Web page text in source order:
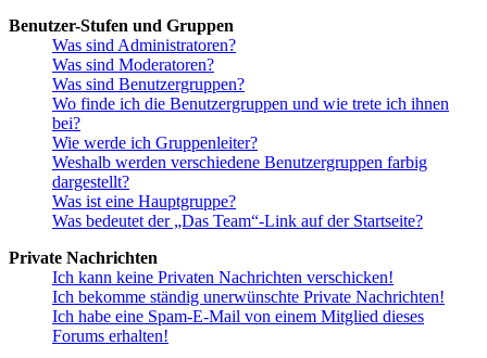
Benutzer-Stufen und Gruppen
Was sind Administratoren?
Was sind Moderatoren?
Was sind Benutzergruppen?
Wo finde ich die Benutzergruppen und wie trete ich ihnen
bei?
Wie werde ich Gruppenleiter?
Weshalb werden verschiedene Benutzergruppen farbig
dargestellt?
Was ist eine Hauptgruppe?
Was bedeutet der „Das Team“-Link auf der Startseite?
Private Nachrichten
Ich kann keine Privaten Nachrichten verschicken!
Ich bekomme ständig unerwünschte Private Nachrichten!
Ich habe eine Spam-E-Mail von einem Mitglied dieses
Forums erhalten!